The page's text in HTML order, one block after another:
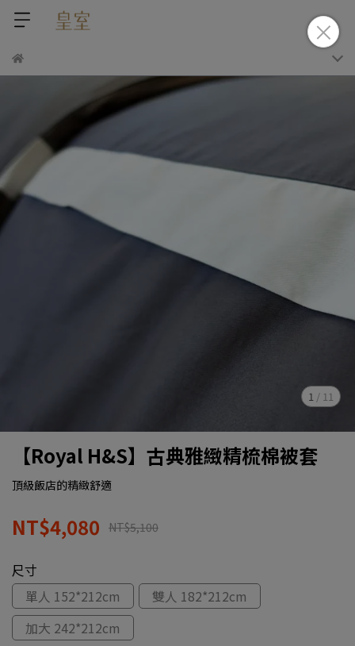
1 / 11
【Royal H&S】古典雅緻精梳棉被套
頂級飯店的精緻舒適
NT$4,080 NT$5,100
尺寸
單人 152*212cm
雙人 182*212cm
加大 242*212cm